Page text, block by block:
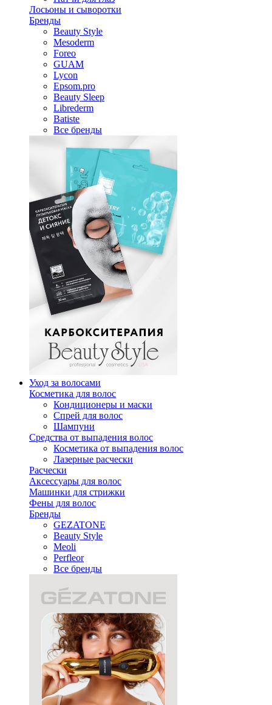
Лосьоны и сыворотки
Бренды
Beauty Style
Mesoderm
Foreo
GUAM
Lycon
Epsom.pro
Beauty Sleep
Librederm
Batiste
Все бренды
Уход за волосами
Косметика для волос
Кондиционеры и маски
Спрей для волос
Шампуни
Средства от выпадения волос
Косметика от выпадения волос
Лазерные расчески
Расчески
Аксессуары для волос
Машинки для стрижки
Фены для волос
Бренды
GEZATONE
Beauty Style
Meoli
Perfleor
Все бренды